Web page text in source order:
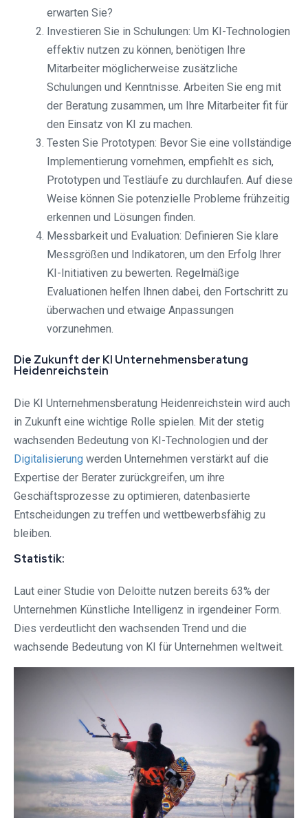
erwarten Sie?
Investieren Sie in Schulungen: Um KI-Technologien
effektiv nutzen zu können, benötigen Ihre
Mitarbeiter möglicherweise zusätzliche
Schulungen und Kenntnisse. Arbeiten Sie eng mit
der Beratung zusammen, um Ihre Mitarbeiter fit für
den Einsatz von KI zu machen.
Testen Sie Prototypen: Bevor Sie eine vollständige
Implementierung vornehmen, empfiehlt es sich,
Prototypen und Testläufe zu durchlaufen. Auf diese
Weise können Sie potenzielle Probleme frühzeitig
erkennen und Lösungen finden.
Messbarkeit und Evaluation: Definieren Sie klare
Messgrößen und Indikatoren, um den Erfolg Ihrer
KI-Initiativen zu bewerten. Regelmäßige
Evaluationen helfen Ihnen dabei, den Fortschritt zu
überwachen und etwaige Anpassungen
vorzunehmen.
Die Zukunft der KI Unternehmensberatung
Heidenreichstein
Die KI Unternehmensberatung Heidenreichstein wird auch
in Zukunft eine wichtige Rolle spielen. Mit der stetig
wachsenden Bedeutung von KI-Technologien und der
Digitalisierung werden Unternehmen verstärkt auf die
Expertise der Berater zurückgreifen, um ihre
Geschäftsprozesse zu optimieren, datenbasierte
Entscheidungen zu treffen und wettbewerbsfähig zu
bleiben.
Statistik:
Laut einer Studie von Deloitte nutzen bereits 63% der
Unternehmen Künstliche Intelligenz in irgendeiner Form.
Dies verdeutlicht den wachsenden Trend und die
wachsende Bedeutung von KI für Unternehmen weltweit.